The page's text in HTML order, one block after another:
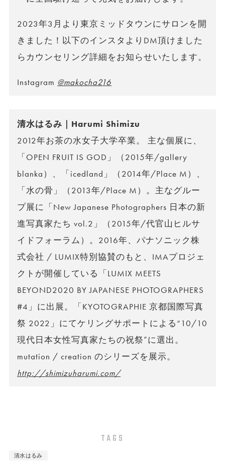
2023年3月より東京ミッドタウンにサロンを開
きました！以下のインスタよりDM頂けました
らカウンセリング詳細をお知らせいたします。
Instagram @makocha216
清水はるみ｜Harumi Shimizu
2012年お茶の水女子大学卒業。 主な個展に、
「OPEN FRUIT IS GOD」（2015年/gallery
blanka）、「icedland」（2014年/Place M）、
「水の骨」（2013年/Place M）。主なグルー
プ展に「New Japanese Photographers 日本の新
進写真家たち vol.2」（2015年/代官山ヒルサ
イドフォーラム）。2016年、パナソニック株
式会社 / LUMIX特別協賛のもと、IMAプロジェ
クトが開催している「LUMIX MEETS
BEYOND2020 BY JAPANESE PHOTOGRAPHERS
#4」に出展。「KYOTOGRAPHIE 京都国際写真
祭 2022」にてケリングサポートによる“10/10
現代日本女性写真家たちの祝祭”に選出。
mutation / creation のシリーズを展示。
http://shimizuharumi.com/
TAGS
清水はるみ